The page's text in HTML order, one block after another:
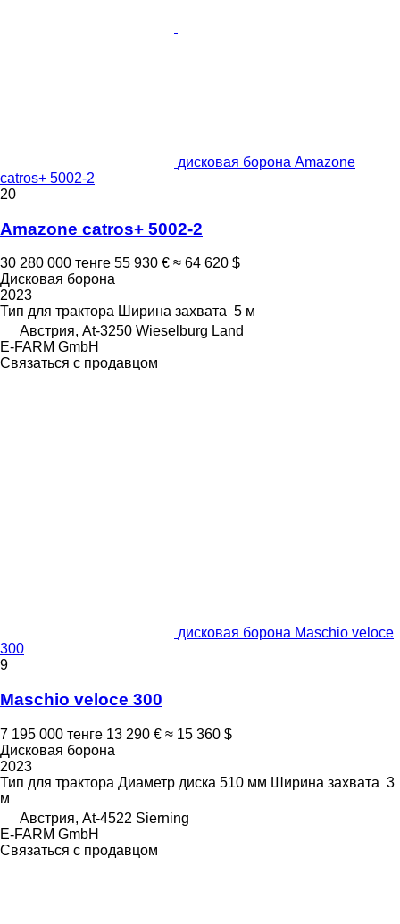
дисковая борона Amazone
catros+ 5002-2
20
Amazone catros+ 5002-2
30 280 000 тенге 55 930 € ≈ 64 620 $
Дисковая борона
2023
Тип для трактора Ширина захвата 5 м
Австрия, At-3250 Wieselburg Land
E-FARM GmbH
Связаться с продавцом
дисковая борона Maschio veloce
300
9
Maschio veloce 300
7 195 000 тенге 13 290 € ≈ 15 360 $
Дисковая борона
2023
Тип для трактора Диаметр диска 510 мм Ширина захвата 3
м
Австрия, At-4522 Sierning
E-FARM GmbH
Связаться с продавцом